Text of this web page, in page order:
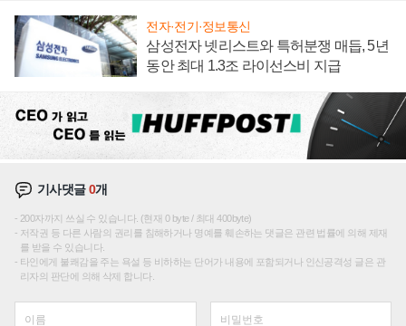
전자·전기·정보통신
삼성전자 넷리스트와 특허분쟁 매듭, 5년
동안 최대 1.3조 라이선스비 지급
기사댓글0개
200자까지 쓰실 수 있습니다. (현재 0 byte / 최대 400byte)
저작권 등 다른 사람의 권리를 침해하거나 명예를 훼손하는 댓글은 관련 법률에 의해 제재
를 받을 수 있습니다.
타인에게 불쾌감을 주는 욕설 등 비하하는 단어가 내용에 포함되거나 인신공격성 글은 관
리자의 판단에 의해 삭제 합니다.